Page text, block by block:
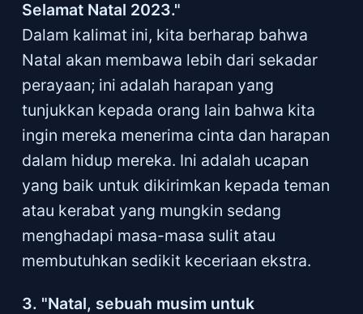
Selamat Natal 2023."
Dalam kalimat ini, kita berharap bahwa
Natal akan membawa lebih dari sekadar
perayaan; ini adalah harapan yang
tunjukkan kepada orang lain bahwa kita
ingin mereka menerima cinta dan harapan
dalam hidup mereka. Ini adalah ucapan
yang baik untuk dikirimkan kepada teman
atau kerabat yang mungkin sedang
menghadapi masa-masa sulit atau
membutuhkan sedikit keceriaan ekstra.
3. "Natal, sebuah musim untuk